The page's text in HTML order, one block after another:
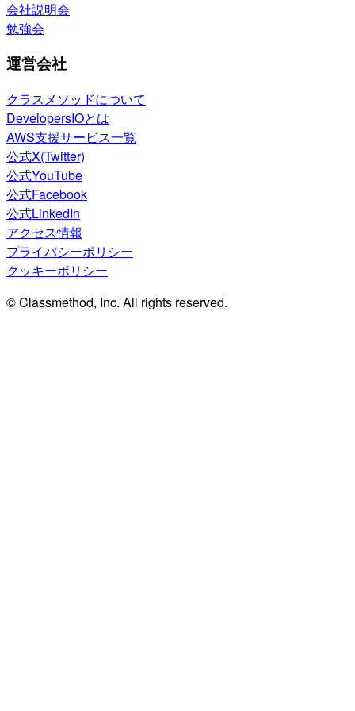
会社説明会
勉強会
運営会社
クラスメソッドについて
DevelopersIOとは
AWS支援サービス一覧
公式X(Twitter)
公式YouTube
公式Facebook
公式LinkedIn
アクセス情報
プライバシーポリシー
クッキーポリシー
© Classmethod, Inc. All rights reserved.